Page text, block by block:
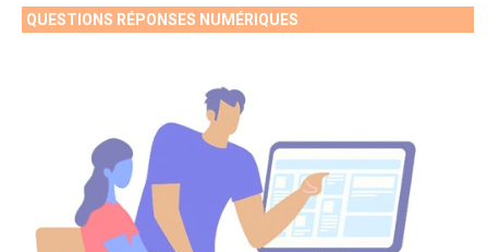
QUESTIONS RÉPONSES NUMÉRIQUES